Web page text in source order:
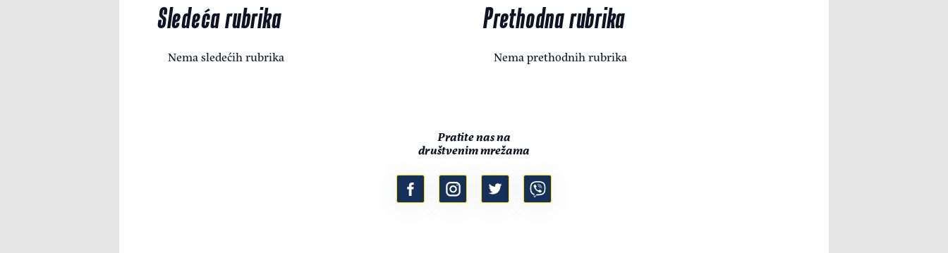
Sledeća rubrika
Nema sledećih rubrika
Prethodna rubrika
Nema prethodnih rubrika
Pratite nas na
društvenim mrežama